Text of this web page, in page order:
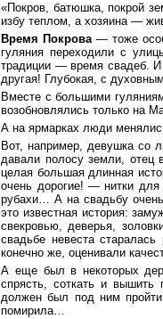
«Покров, батюшка, покрой
избу теплом, а хозяина —
Время Покрова— тоже
гуляния переходили с
традиции — время свадеб.
другая! Глубокая, с
Вместе с большими
возобновлялись только на
А на ярмарках люди
Вот, например, девушка со
давали полосу земли, отец
целая большая длинная
очень дорогие! — нитки
рубахи… А на свадьбу
это известная история:
свекровью, деверья,
свадьбе невеста
конечно же, оценивали
А еще был в некоторых
спрясть, соткать и
должен был под ним
помирила…